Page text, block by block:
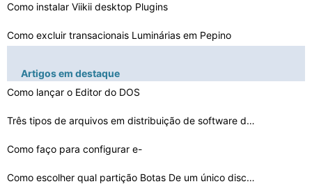
Como instalar Viikii desktop Plugins
Como excluir transacionais Luminárias em Pepino
Como converter arquivos de forma para XY
Como obter o seu endereço na NAVTEQ
Cyberduck Dicas
Artigos em destaque
Como lançar o Editor do DOS
Três tipos de arquivos em distribuição de software d…
Como faço para configurar e-
Como escolher qual partição Botas De um único disco …